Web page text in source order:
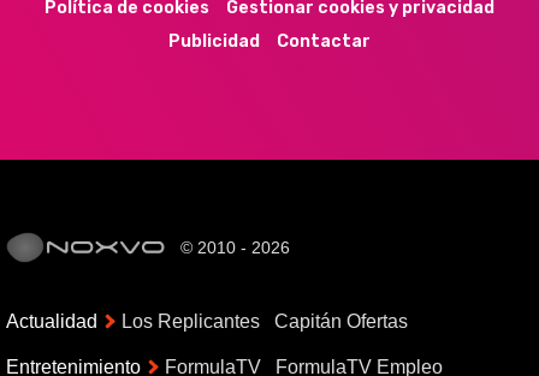
Política de cookies
Gestionar cookies y privacidad
Publicidad
Contactar
© 2010 - 2026
Actualidad Los Replicantes Capitán Ofertas
Entretenimiento FormulaTV FormulaTV Empleo